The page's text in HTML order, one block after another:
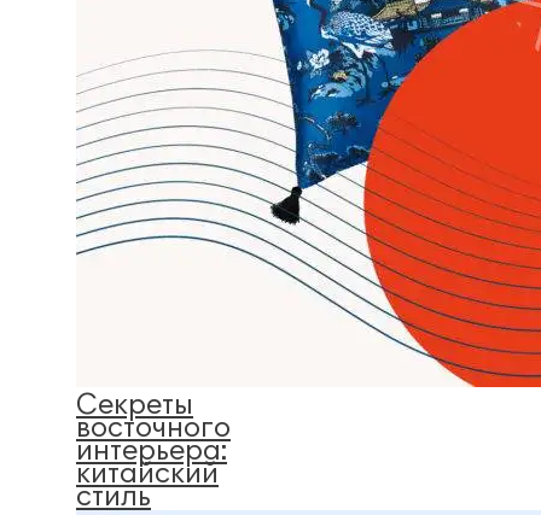
Секреты
восточного
интерьера:
китайский
стиль